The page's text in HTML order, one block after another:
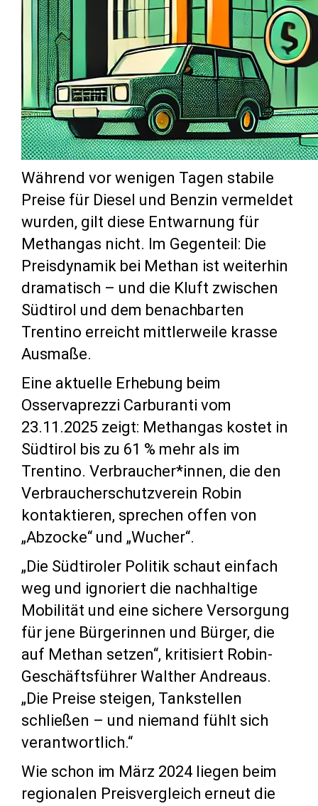
Während vor wenigen Tagen stabile
Preise für Diesel und Benzin vermeldet
wurden, gilt diese Entwarnung für
Methangas nicht. Im Gegenteil: Die
Preisdynamik bei Methan ist weiterhin
dramatisch – und die Kluft zwischen
Südtirol und dem benachbarten
Trentino erreicht mittlerweile krasse
Ausmaße.
Eine aktuelle Erhebung beim
Osservaprezzi Carburanti vom
23.11.2025 zeigt: Methangas kostet in
Südtirol bis zu 61 % mehr als im
Trentino. Verbraucher*innen, die den
Verbraucherschutzverein Robin
kontaktieren, sprechen offen von
„Abzocke“ und „Wucher“.
„Die Südtiroler Politik schaut einfach
weg und ignoriert die nachhaltige
Mobilität und eine sichere Versorgung
für jene Bürgerinnen und Bürger, die
auf Methan setzen“, kritisiert Robin-
Geschäftsführer Walther Andreaus.
„Die Preise steigen, Tankstellen
schließen – und niemand fühlt sich
verantwortlich.“
Wie schon im März 2024 liegen beim
regionalen Preisvergleich erneut die